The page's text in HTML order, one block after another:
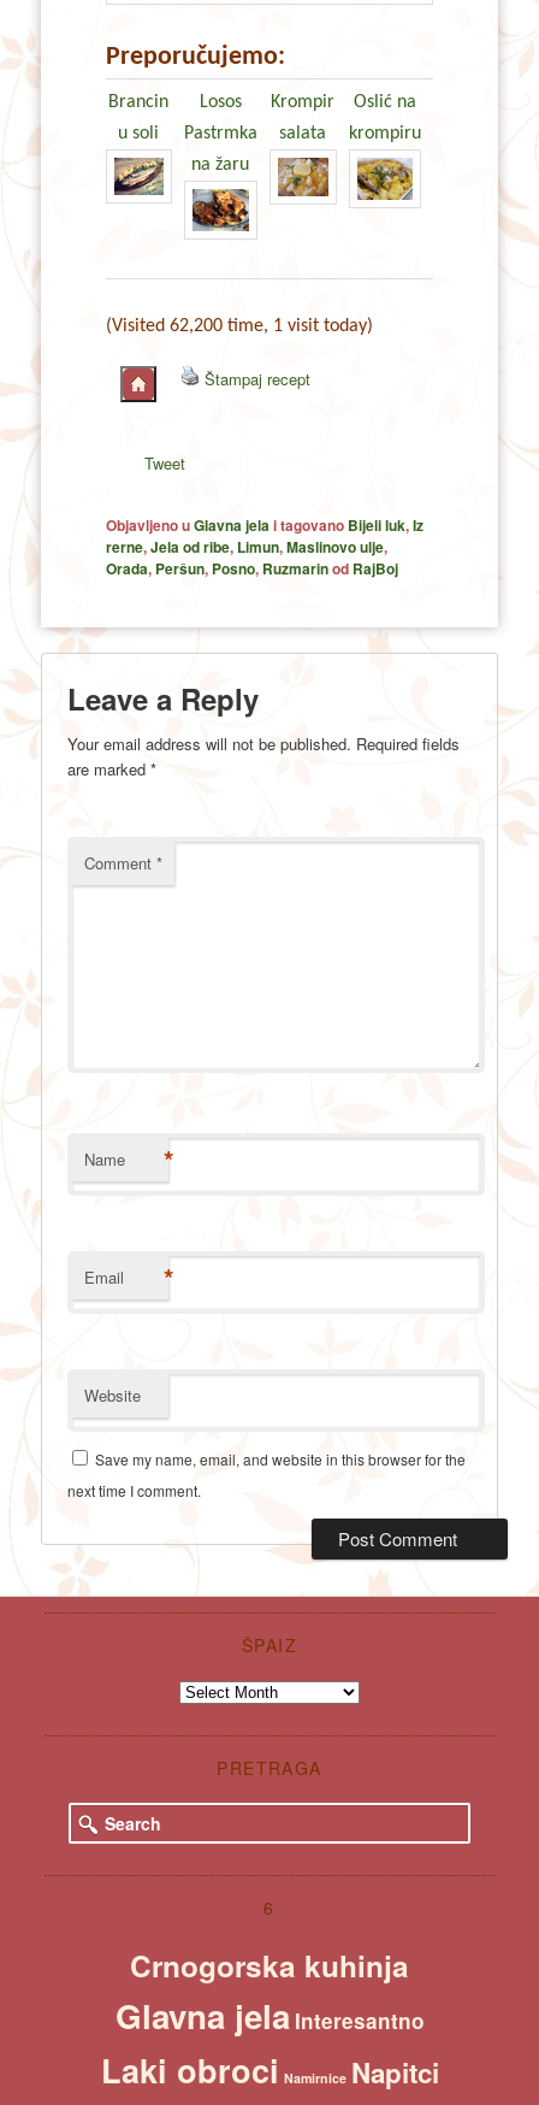
Preporučujemo:
Brancin
u soli
Losos
Pastrmka
na žaru
Krompir
salata
Oslić na
krompiru
(Visited 62,200 time, 1 visit today)
Štampaj recept
Tweet
Objavljeno uGlavna jelai tagovano Bijeli luk,Iz
rerne,Jela od ribe, Limun,Maslinovo ulje,
Orada, Peršun, Posno, Ruzmarinod RajBoj
Leave a Reply
Your email address will not be published. Required fields
are marked*
Comment*
Name *
Email *
Website
Save my name, email, and website in this browser for the
next time I comment.
ŠPAIZ
Špaiz
PRETRAGA
e
r
6
Crnogorska kuhinja
Glavna jela Interesantno
Laki obroci Namirnice Napitci